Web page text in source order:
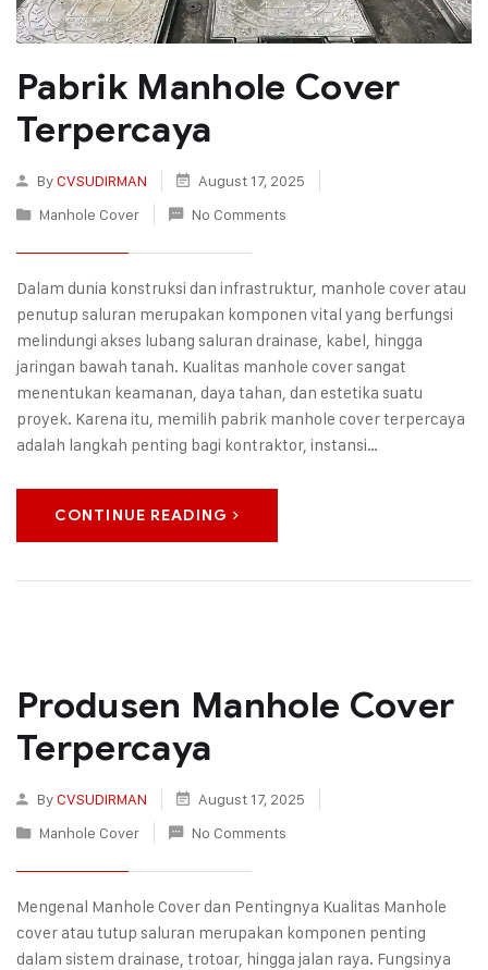
Pabrik Manhole Cover
Terpercaya
ByCVSUDIRMAN
August 17, 2025
Manhole Cover
No Comments
Dalam dunia konstruksi dan infrastruktur, manhole cover atau
penutup saluran merupakan komponen vital yang berfungsi
melindungi akses lubang saluran drainase, kabel, hingga
jaringan bawah tanah. Kualitas manhole cover sangat
menentukan keamanan, daya tahan, dan estetika suatu
proyek. Karena itu, memilih pabrik manhole cover terpercaya
adalah langkah penting bagi kontraktor, instansi…
CONTINUE READING
Produsen Manhole Cover
Terpercaya
ByCVSUDIRMAN
August 17, 2025
Manhole Cover
No Comments
Mengenal Manhole Cover dan Pentingnya Kualitas Manhole
cover atau tutup saluran merupakan komponen penting
dalam sistem drainase, trotoar, hingga jalan raya. Fungsinya